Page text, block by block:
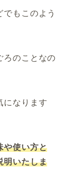
もこのよう
ろのことなの
になります
や使い方と
明いたしま